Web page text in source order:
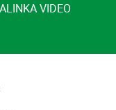
VIDEO